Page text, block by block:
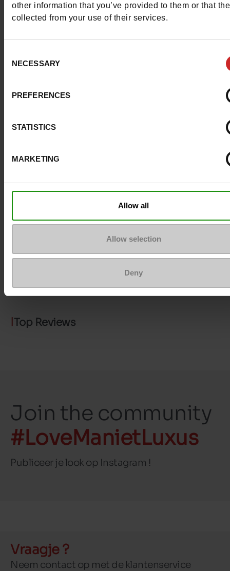
other information that you’ve provided to them or that
collected from your use of their services.
Selection
NECESSARY
PREFERENCES
STATISTICS
MARKETING
Allow all
Allow selection
Deny
Materiaal TEXTIEL
Binnenzool
Zool
Breedte van de Raad
Waterbestendig Neen
ProductAttribute.DisplayName.532Zonder
Top Reviews
Join the community
#LoveManietLuxus
Publiceer je look op Instagram !
Vraagje ?
Neem contact op met de klantenservice